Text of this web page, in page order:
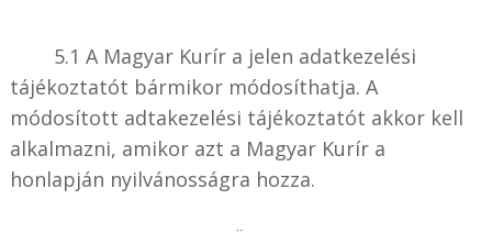
5.1 A Magyar Kurír a jelen adatkezelési
tájékoztatót bármikor módosíthatja. A
módosított adtakezelési tájékoztatót akkor kell
alkalmazni, amikor azt a Magyar Kurír a
honlapján nyilvánosságra hozza.